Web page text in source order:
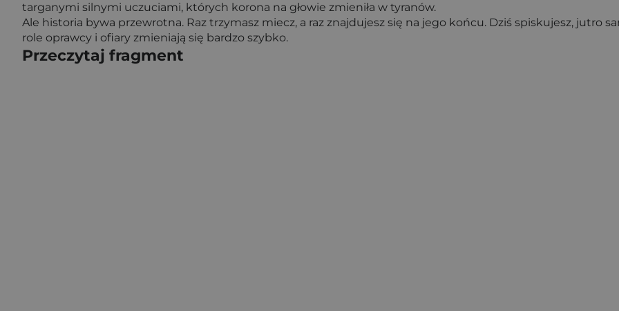
targanymi silnymi uczuciami, których korona na głowie zmieniła w tyranów.
Ale historia bywa przewrotna. Raz trzymasz miecz, a raz znajdujesz się na jego końcu. Dziś spiskujesz, jutro
role oprawcy i ofiary zmieniają się bardzo szybko.
Przeczytaj fragment